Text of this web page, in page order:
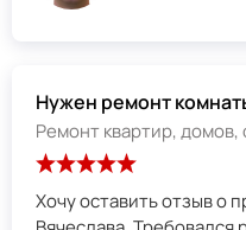
Нужен ремонт
Ремонт квартир, домов,
Хочу оставить отзыв о